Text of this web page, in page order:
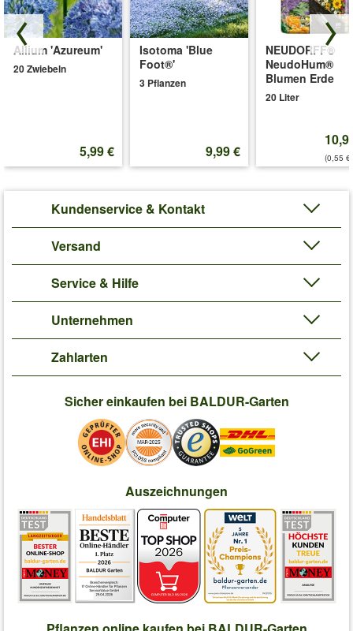
Allium 'Azureum'
20 Zwiebeln
5,99 €
Isotoma 'Blue
Foot®'
3 Pflanzen
9,99 €
NEUDORFF®
NeudoHum®
Blumen Erde
20 Liter
(0,55
Kundenservice & Kontakt
Versand
Service & Hilfe
Unternehmen
Zahlarten
Sicher einkaufen bei BALDUR-Garten
Auszeichnungen